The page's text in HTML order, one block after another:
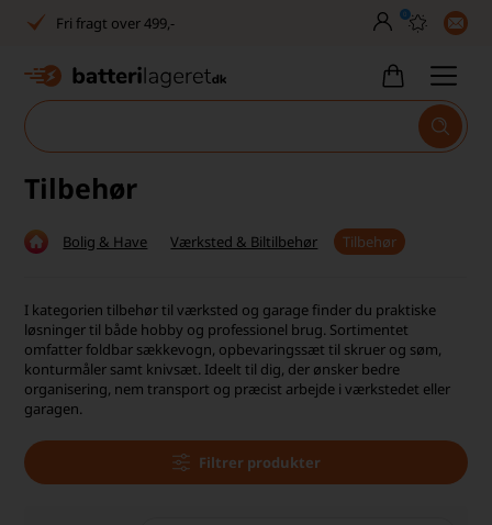
Fri fragt over 499,-
Dansk lager
Dag-til-dag levering
Dansk lager
30 dages returret
1040+ glade kunder på Trustpilot
0
Tilbehør
Bolig & Have Værksted & Biltilbehør Tilbehør
I kategorien tilbehør til værksted og garage finder du praktiske
løsninger til både hobby og professionel brug. Sortimentet
omfatter foldbar sækkevogn, opbevaringssæt til skruer og søm,
konturmåler samt knivsæt. Ideelt til dig, der ønsker bedre
organisering, nem transport og præcist arbejde i værkstedet eller
garagen.
Filtrer produkter